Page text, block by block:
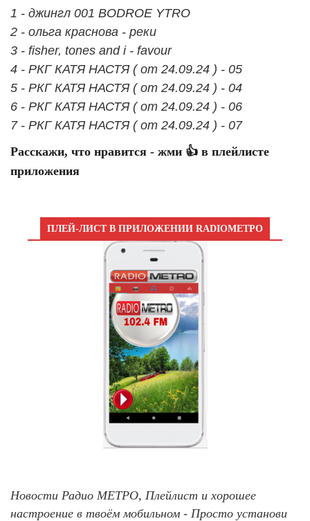
1 - джингл 001 BODROE YTRO
2 - ольга краснова - реки
3 - fisher, tones and i - favour
4 - РКГ КАТЯ НАСТЯ ( от 24.09.24 ) - 05
5 - РКГ КАТЯ НАСТЯ ( от 24.09.24 ) - 04
6 - РКГ КАТЯ НАСТЯ ( от 24.09.24 ) - 06
7 - РКГ КАТЯ НАСТЯ ( от 24.09.24 ) - 07
Расскажи, что нравится - жми 👍 в плейлисте
приложения
ПЛЕЙ-ЛИСТ В ПРИЛОЖЕНИИ RADIOМЕТРО
Новости Радио МЕТРО, Плейлист и хорошее
настроение в твоём мобильном - Просто установи